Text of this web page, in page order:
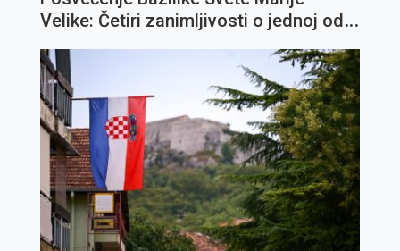
Velike: Četiri zanimljivosti o jednoj od